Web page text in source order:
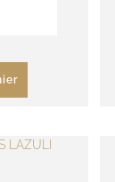
LAZULI